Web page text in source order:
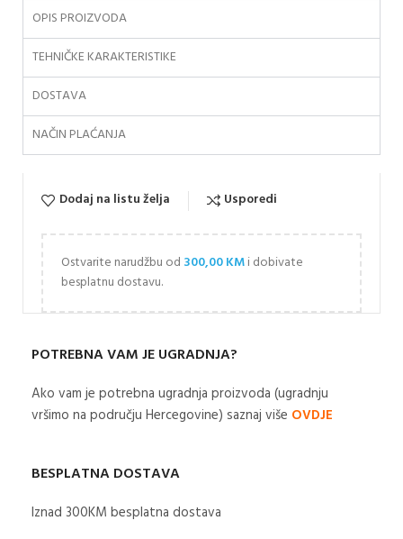
OPIS PROIZVODA
TEHNIČKE KARAKTERISTIKE
DOSTAVA
NAČIN PLAĆANJA
Dodaj na listu želja Usporedi
Ostvarite narudžbu od 300,00KMi dobivate
besplatnu dostavu.
POTREBNA VAM JE UGRADNJA?
Ako vam je potrebna ugradnja proizvoda (ugradnju
vršimo na području Hercegovine) saznaj više OVDJE
BESPLATNA DOSTAVA
Iznad 300KM besplatna dostava​